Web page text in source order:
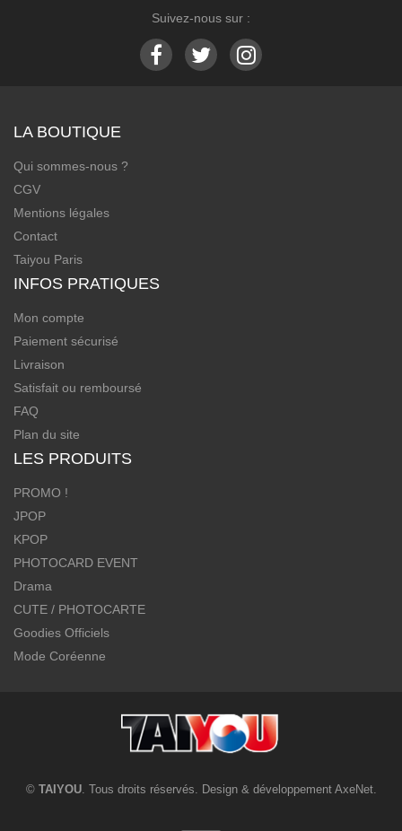
Suivez-nous sur :
LA BOUTIQUE
Qui sommes-nous ?
CGV
Mentions légales
Contact
Taiyou Paris
INFOS PRATIQUES
Mon compte
Paiement sécurisé
Livraison
Satisfait ou remboursé
FAQ
Plan du site
LES PRODUITS
PROMO !
JPOP
KPOP
PHOTOCARD EVENT
Drama
CUTE / PHOTOCARTE
Goodies Officiels
Mode Coréenne
© TAIYOU. Tous droits réservés. Design & développement AxeNet.